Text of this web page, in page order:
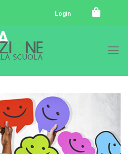
Login